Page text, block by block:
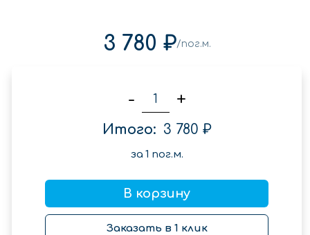
3 780 ₽/пог.м.
- +
Итого: 3 780 ₽
за 1 пог.м.
В корзину
Заказать в 1 клик